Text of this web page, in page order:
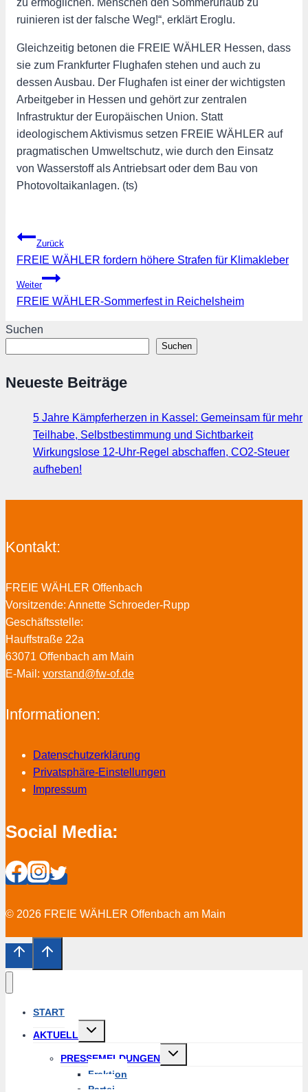
zu ermöglichen. Menschen den Sommerurlaub zu
ruinieren ist der falsche Weg!“, erklärt Eroglu.
Gleichzeitig betonen die FREIE WÄHLER Hessen, dass
sie zum Frankfurter Flughafen stehen und auch zu
dessen Ausbau. Der Flughafen ist einer der wichtigsten
Arbeitgeber in Hessen und gehört zur zentralen
Infrastruktur der Europäischen Union. Statt
ideologischem Aktivismus setzen FREIE WÄHLER auf
pragmatischen Umweltschutz, wie durch den Einsatz
von Wasserstoff als Antriebsart oder dem Bau von
Photovoltaikanlagen. (ts)
Beitragsnavigation
Zurück
FREIE WÄHLER fordern höhere Strafen für Klimakleber
Weiter
FREIE WÄHLER-Sommerfest in Reichelsheim
Suchen
Suchen
Neueste Beiträge
5 Jahre Kämpferherzen in Kassel: Gemeinsam für mehr
Teilhabe, Selbstbestimmung und Sichtbarkeit
Wirkungslose 12-Uhr-Regel abschaffen, CO2-Steuer
aufheben!
Kontakt:
FREIE WÄHLER Offenbach
Vorsitzende: Annette Schroeder-Rupp
Geschäftsstelle:
Hauffstraße 22a
63071 Offenbach am Main
E-Mail: vorstand@fw-of.de
Informationen:
Datenschutzerklärung
Privatsphäre-Einstellungen
Impressum
Social Media:
© 2026 FREIE WÄHLER Offenbach am Main
START
AKTUELL
Untermenü
PRESSEMELDUNGEN
Untermenü
Fraktion
Partei